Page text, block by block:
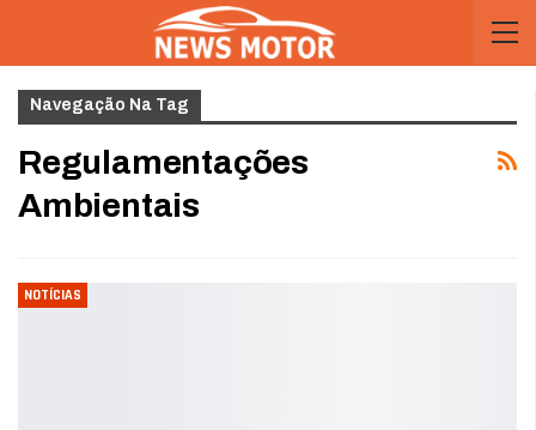
Navegação Na Tag
Regulamentações
Ambientais
NOTÍCIAS